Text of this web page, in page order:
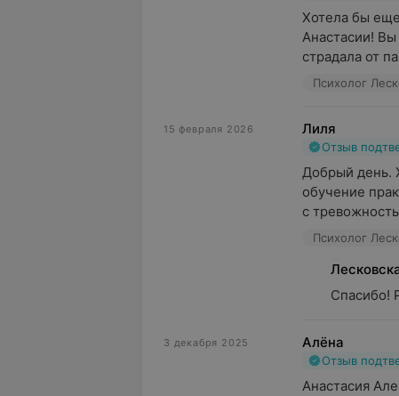
Хотела бы
Анастасии!
страдала от
15 февраля 2026 Лиля
Отзыв
Добрый день.
обучение
с
Спасибо!
3 декабря 2025 Алёна
Отзыв
Анастасия